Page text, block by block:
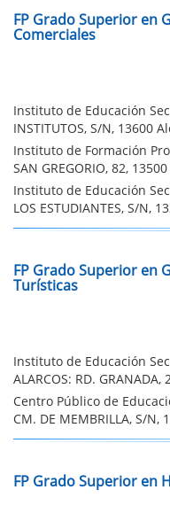
FP Grado Superior en
Comerciales
Instituto de Educación
INSTITUTOS, S/N, 13600
Instituto de Formación
SAN GREGORIO, 82,
Instituto de Educación
LOS ESTUDIANTES, S/N,
FP Grado Superior en
Turísticas
Instituto de Educación
ALARCOS: RD.
Centro Público de
CM. DE MEMBRILLA, S/N,
FP Grado Superior en